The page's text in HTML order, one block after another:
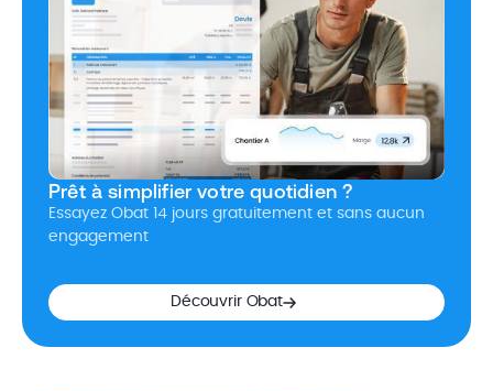
Prêt à simplifier votre quotidien ?
Essayez Obat 14 jours gratuitement et sans aucun
engagement
Découvrir Obat